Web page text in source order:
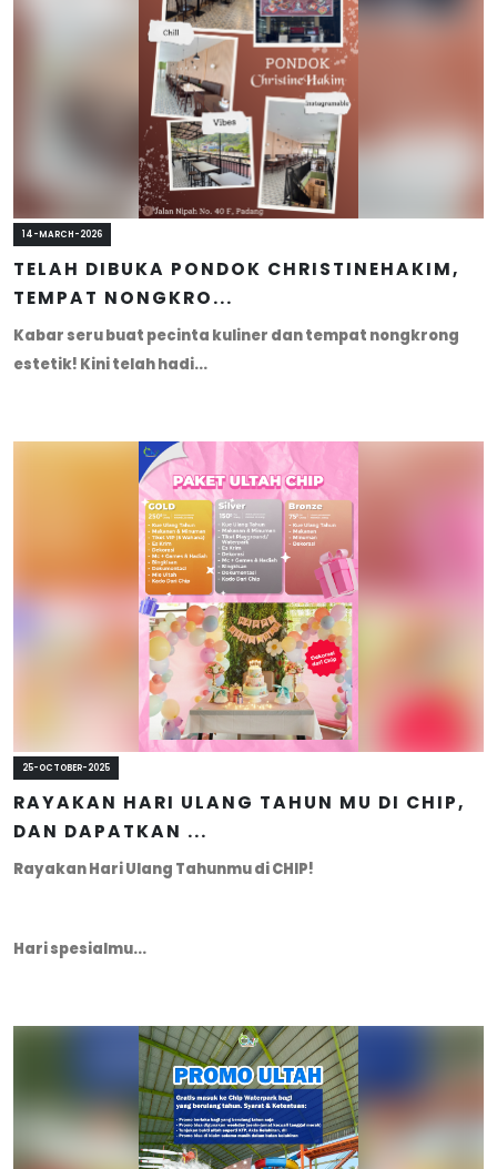
14-MARCH-2026
TELAH DIBUKA PONDOK CHRISTINEHAKIM,
TEMPAT NONGKRO...
Kabar seru buat pecinta kuliner dan tempat nongkrong
estetik! Kini telah hadi...
25-OCTOBER-2025
RAYAKAN HARI ULANG TAHUN MU DI CHIP,
DAN DAPATKAN ...
Rayakan Hari Ulang Tahunmu di CHIP!
Hari spesialmu...